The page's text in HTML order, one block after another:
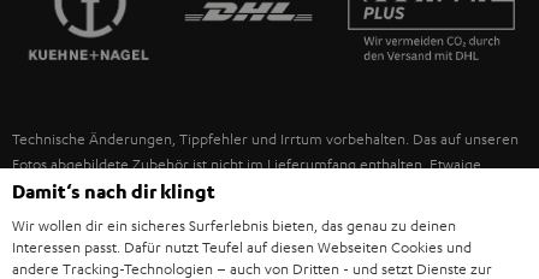
IN-EAR-KOPFHÖRER
NEUHEITEN
UNSER MANAGEMENT
UNSERE WERTE
BILDUNGSRABATT
GESCHENKGUTSCHEIN
SPANIEN
USA
WEITERE LÄNDER
Technische Änderungen, Tippfehler und Irrtum vorbehalten. Das auf unseren
Fotos abgebildete Zubehör ist nicht im Lieferumfang enthalten. Etwaige
Entsorgungsgebühren für Batterien sind im Preis inbegriffen.
©2026 Lautsprecher Teufel GmbH - All rights reserved.
Damit‘s nach dir klingt
Wir wollen dir ein sicheres Surferlebnis bieten, das genau zu deinen
Interessen passt. Dafür nutzt Teufel auf diesen Webseiten Cookies und
andere Tracking-Technologien – auch von Dritten - und setzt Dienste zur